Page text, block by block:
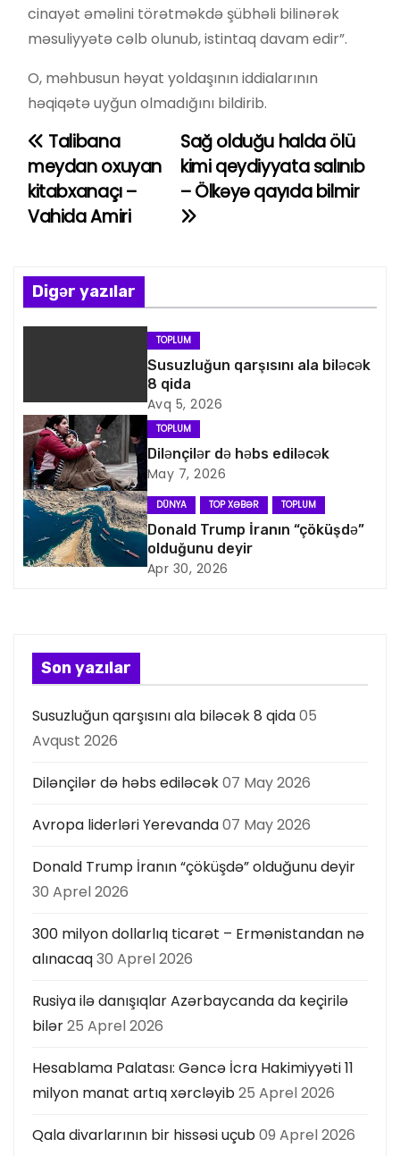
cinayət əməlini törətməkdə şübhəli bilinərək
məsuliyyətə cəlb olunub, istintaq davam edir”.
O, məhbusun həyat yoldaşının iddialarının
həqiqətə uyğun olmadığını bildirib.
Y
a
z
n
a
i
q
a
s
i
s
ı
Sağ olduğu halda ölü
kimi qeydiyyata salınıb
– Ölkəyə qayıda bilmir
Talibana
meydan oxuyan
kitabxanaçı –
Vahida Amiri
Digər yazılar
TOPLUM
Susuzluğun qarşısını ala biləcək
8 qida
Avq 5, 2026
TOPLUM
Dilənçilər də həbs ediləcək
May 7, 2026
DÜNYA TOP XƏBƏR TOPLUM
Donald Trump İranın “çöküşdə”
olduğunu deyir
Apr 30, 2026
Son yazılar
Susuzluğun qarşısını ala biləcək 8 qida05
Avqust 2026
Dilənçilər də həbs ediləcək07 May 2026
Avropa liderləri Yerevanda07 May 2026
Donald Trump İranın “çöküşdə” olduğunu deyir
30 Aprel 2026
300 milyon dollarlıq ticarət – Ermənistandan nə
alınacaq30 Aprel 2026
Rusiya ilə danışıqlar Azərbaycanda da keçirilə
bilər25 Aprel 2026
Hesablama Palatası: Gəncə İcra Hakimiyyəti 11
milyon manat artıq xərcləyib25 Aprel 2026
Qala divarlarının bir hissəsi uçub09 Aprel 2026